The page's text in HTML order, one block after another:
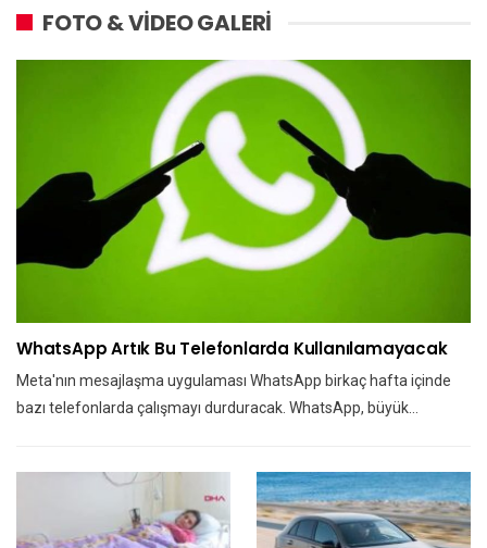
FOTO & VİDEO GALERİ
WhatsApp Artık Bu Telefonlarda Kullanılamayacak
Meta'nın mesajlaşma uygulaması WhatsApp birkaç hafta içinde
bazı telefonlarda çalışmayı durduracak. WhatsApp, büyük…